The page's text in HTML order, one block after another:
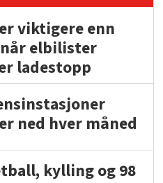
viktigere enn
elbilister
ladestopp
ned hver måned
kylling og 98